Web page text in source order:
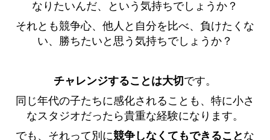
なりたいんだ、という気持ちでしょうか？
それとも競争心、他人と自分を比べ、負けたくな
い、勝ちたいと思う気持ちでしょうか？
チャレンジすることは大切です。
同じ年代の子たちに感化されることも、特に小さ
なスタジオだったら貴重な経験になります。
でも、それって別に競争しなくてもできることな